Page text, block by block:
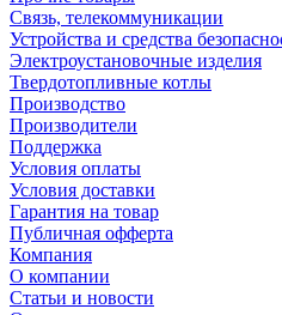
Связь, телекоммуникации
Устройства и средства
Электроустановочные изделия
Твердотопливные котлы
Производство
Производители
Поддержка
Условия оплаты
Условия доставки
Гарантия на товар
Публичная офферта
Компания
О компании
Статьи и новости